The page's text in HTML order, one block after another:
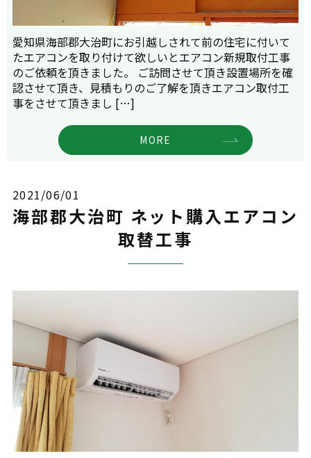
愛知県海部郡大治町にお引越しされて前の住宅に付いて
たエアコンを取り付けて欲しいとエアコン新規取付工事
のご依頼を頂きました。 ご訪問させて頂き設置場所を確
認させて頂き、見積もりのご了解を頂きエアコン取付工
事をさせて頂きまし […]
MORE
2021/06/01
海部郡大治町 ネット購入エアコン
取替工事